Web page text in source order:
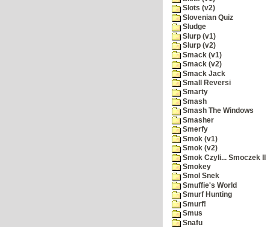
Slots (v2)
Slovenian Quiz
Sludge
Slurp (v1)
Slurp (v2)
Smack (v1)
Smack (v2)
Smack Jack
Small Reversi
Smarty
Smash
Smash The Windows
Smasher
Smerfy
Smok (v1)
Smok (v2)
Smok Czyli... Smoczek II
Smokey
Smol Snek
Smuffie's World
Smurf Hunting
Smurf!
Smus
Snafu